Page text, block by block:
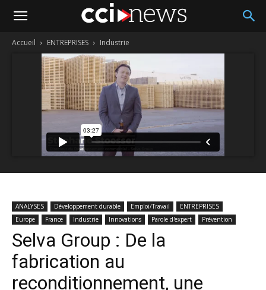
Accueil ENTREPRISES Industrie
ANALYSES Développement durable Emploi/Travail
ENTREPRISES
Europe
France Industrie Innovations Parole d'expert Prévention
Selva Group : De la
fabrication au
reconditionnement, une